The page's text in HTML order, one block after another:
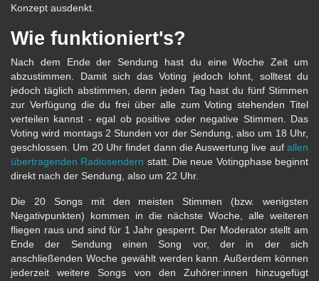
Konzept ausdenkt.
Wie funktioniert's?
Nach dem Ende der Sendung hast du eine Woche Zeit um
abzustimmen. Damit sich das Voting jedoch lohnt, solltest du
jedoch täglich abstimmen, denn jeden Tag hast du fünf Stimmen
zur Verfügung die du frei über alle zum Voting stehenden Titel
verteilen kannst - egal ob positive oder negative Stimmen. Das
Voting wird montags 2 Stunden vor der Sendung, also um 18 Uhr,
geschlossen. Um 20 Uhr findet dann die Auswertung live auf allen
übertragenden Radiosendern statt. Die neue Votingphase beginnt
direkt nach der Sendung, also um 22 Uhr.
Die 20 Songs mit den meisten Stimmen (bzw. wenigsten
Negativpunkten) kommen in die nächste Woche, alle weiteren
fliegen raus und sind für 1 Jahr gesperrt. Der Moderator stellt am
Ende der Sendung einen Song vor, der in der sich
anschließenden Woche gewählt werden kann. Außerdem können
jederzeit weitere Songs von den Zuhörer:innen hinzugefügt